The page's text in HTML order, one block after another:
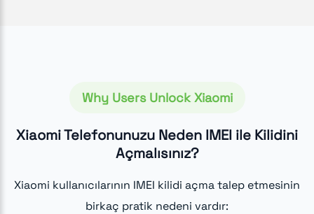
Why Users Unlock Xiaomi
Xiaomi Telefonunuzu Neden IMEI ile Kilidini
Açmalısınız?
Xiaomi kullanıcılarının IMEI kilidi açma talep etmesinin
birkaç pratik nedeni vardır: